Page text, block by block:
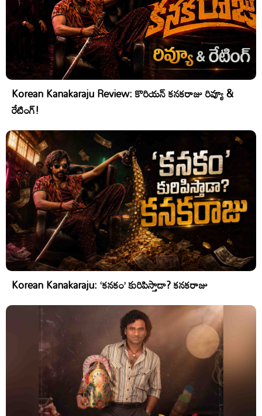
Korean Kanakaraju Review: కొరియన్ కనకరాజు రివ్యూ &
రేటింగ్!
Korean Kanakaraju: ‘కనకం’ కురిపిస్తాడా? కనకరాజు